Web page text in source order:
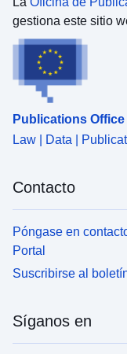
gestiona este sitio
Publications
Law | Data |
Contacto
Póngase en
Portal
Suscribirse al
Síganos en